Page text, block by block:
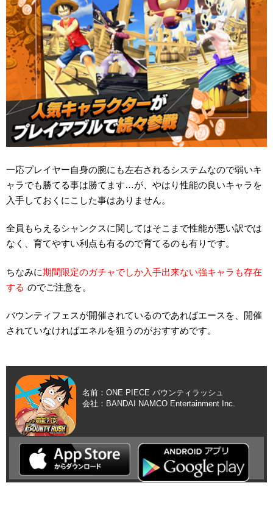
一応プレイヤー自身の腕にも左右されるシステムなので弱いキ
ャラでも勝てる事は勝てます…が、やはり性能の良いキャラを
入手しておくにこした事はありません。
全員もらえるシャンクスに関してはそこまで性能が悪い訳では
なく、育てやすい利点も有るので育てるのも有りです。
ちなみに期間限定のガチャでしか入手出来ない強キャラも存在
する のでご注意を。
バウンティフェスが開催されているのであればエースを、開催
されていなければエネルを狙うのがおすすめです。
名前：ONE PIECE バウンティラッシュ
会社：BANDAI NAMCO Entertainment Inc.